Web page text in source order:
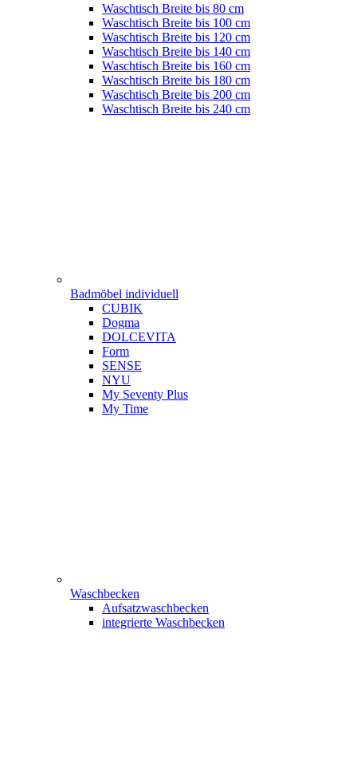
Waschtisch Breite bis 80 cm
Waschtisch Breite bis 100 cm
Waschtisch Breite bis 120 cm
Waschtisch Breite bis 140 cm
Waschtisch Breite bis 160 cm
Waschtisch Breite bis 180 cm
Waschtisch Breite bis 200 cm
Waschtisch Breite bis 240 cm
Badmöbel individuell
CUBIK
Dogma
DOLCEVITA
Form
SENSE
NYU
My Seventy Plus
My Time
Waschbecken
Aufsatzwaschbecken
integrierte Waschbecken